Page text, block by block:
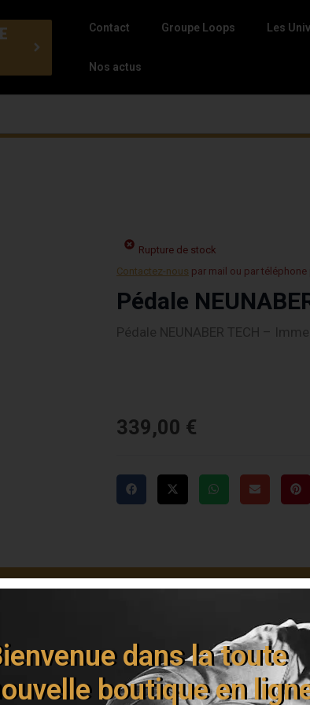
Contact Groupe Loops Les
Nos actus
Rupture de stock
Contactez-nous par mail ou par
Pédale
Pédale NEUNABER TECH –
339,00 €
Livraison offerte dès 150€
dans la toute
boutique en